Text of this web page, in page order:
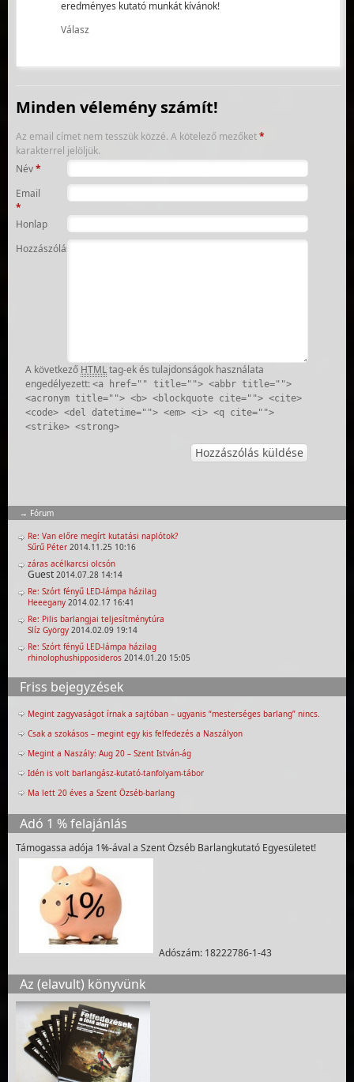
eredményes kutató munkát kívánok!
Válasz
Minden vélemény számít!
Az email címet nem tesszük közzé. A kötelező mezőket*
karakterrel jelöljük.
Név*
Email
*
Honlap
Hozzászólás
A következő HTMLtag-ek és tulajdonságok használata
engedélyezett: <a href="" title=""> <abbr title="">
<acronym title=""> <b> <blockquote cite=""> <cite>
<code> <del datetime=""> <em> <i> <q cite="">
<strike> <strong>
Fórum
Re: Van előre megírt kutatási naplótok?
Sűrű Péter 2014.11.25 10:16
záras acélkarcsi olcsón
Guest 2014.07.28 14:14
Re: Szórt fényű LED-lámpa házilag
Heeegany 2014.02.17 16:41
Re: Pilis barlangjai teljesítménytúra
Slíz György 2014.02.09 19:14
Re: Szórt fényű LED-lámpa házilag
rhinolophushipposideros 2014.01.20 15:05
Friss bejegyzések
Megint zagyvaságot írnak a sajtóban – ugyanis “mesterséges barlang” nincs.
Csak a szokásos – megint egy kis felfedezés a Naszályon
Megint a Naszály: Aug 20 – Szent István-ág
Idén is volt barlangász-kutató-tanfolyam-tábor
Ma lett 20 éves a Szent Özséb-barlang
Adó 1 % felajánlás
Támogassa adója 1%-ával a Szent Özséb Barlangkutató Egyesületet!
Adószám: 18222786-1-43
Az (elavult) könyvünk